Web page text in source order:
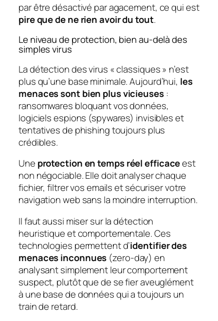
par être désactivé par agacement, ce qui est
pire que de ne rien avoir du tout.
Le niveau de protection, bien au-delà des
simples virus
La détection des virus « classiques » n’est
plus qu’une base minimale. Aujourd’hui, les
menaces sont bien plus vicieuses:
ransomwares bloquant vos données,
logiciels espions (spywares) invisibles et
tentatives de phishing toujours plus
crédibles.
Une protection en temps réel efficaceest
non négociable. Elle doit analyser chaque
fichier, filtrer vos emails et sécuriser votre
navigation web sans la moindre interruption.
Il faut aussi miser sur la détection
heuristique et comportementale. Ces
technologies permettent d’identifier des
menaces inconnues (zero-day) en
analysant simplement leur comportement
suspect, plutôt que de se fier aveuglément
à une base de données qui a toujours un
train de retard.